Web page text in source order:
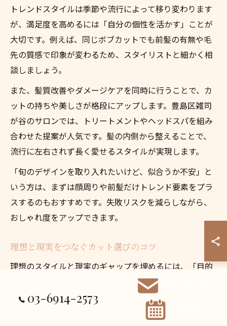
トレンドスタイルは季節や流行によって移り変わります
が、満足度を高めるには「自分の個性を活かす」ことが
大切です。例えば、同じボブカットでも前髪の有無や毛
先の質感で印象が変わるため、スタイリストと細かく相
談しましょう。
また、髪質改善やダメージケアを同時に行うことで、カ
ットの持ちや美しさが格段にアップします。豊島区雑司
が谷のサロンでは、トリートメントやヘッドスパを組み
合わせた提案が人気です。髪の内側から整えることで、
流行に左右されず長く愛せるスタイルが実現します。
「旬のデザインを取り入れたいけど、似合うか不安」と
いう方は、まずは顔周りや前髪だけトレンド要素をプラ
スするのもおすすめです。失敗リスクを減らしながら、
おしゃれ度をアップできます。
理想と現実をつなぐカット選びのコツ
理想のスタイルと現実のギャップを埋めるには、「目的
と優先順位」を明確にすることが重要です。例えば、毎
朝のセット時間を短縮したいのか、ボリュームを出した
いのかによって、選ぶカットやスタイリング方法が変わ
03-6914-2573